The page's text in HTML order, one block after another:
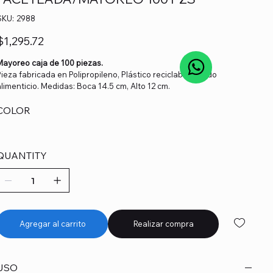
SKU
2988
2988
caja de 100 piezas.
fabricada en Polipropileno, Plástico reciclable, Grado
Medidas: Boca 14.5 cm, Alto 12 cm.
Agregar al carrito Realizar compra